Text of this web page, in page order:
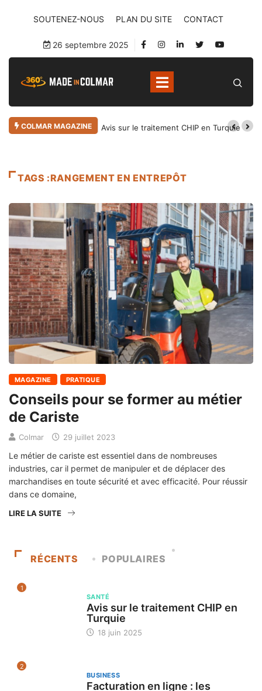
SOUTENEZ-NOUS PLAN DU SITE CONTACT
26 septembre 2025
COLMAR MAGAZINE Avis sur le traitement CHIP en Turquie
TAGS :RANGEMENT EN ENTREPÔT
MAGAZINE PRATIQUE
Conseils pour se former au métier
de Cariste
Colmar 29 juillet 2023
Le métier de cariste est essentiel dans de nombreuses
industries, car il permet de manipuler et de déplacer des
marchandises en toute sécurité et avec efficacité. Pour réussir
dans ce domaine,
LIRE LA SUITE
RÉCENTS POPULAIRES
1
SANTÉ
Avis sur le traitement CHIP en
Turquie
18 juin 2025
2
BUSINESS
Facturation en ligne : les